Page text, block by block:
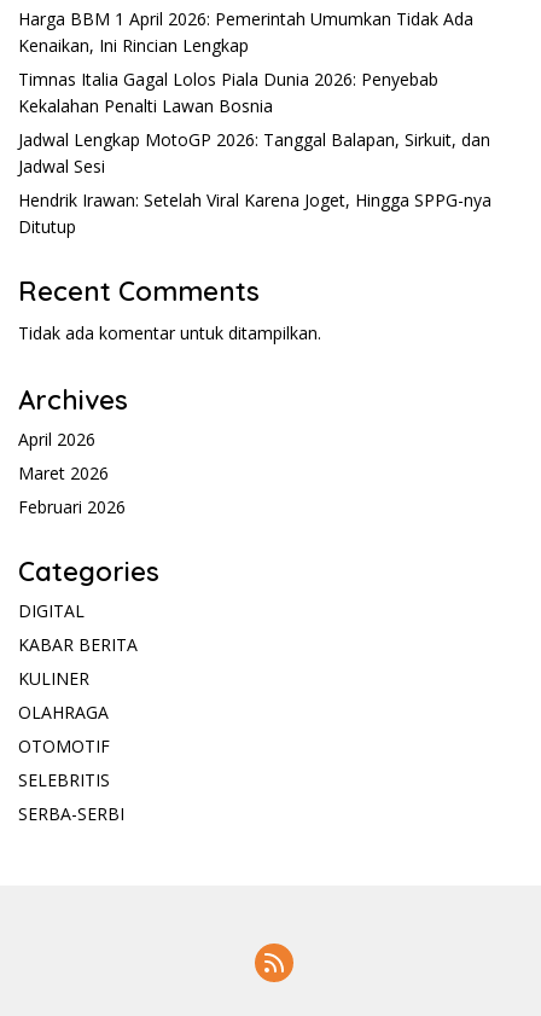
Harga BBM 1 April 2026: Pemerintah Umumkan Tidak Ada
Kenaikan, Ini Rincian Lengkap
Timnas Italia Gagal Lolos Piala Dunia 2026: Penyebab
Kekalahan Penalti Lawan Bosnia
Jadwal Lengkap MotoGP 2026: Tanggal Balapan, Sirkuit, dan
Jadwal Sesi
Hendrik Irawan: Setelah Viral Karena Joget, Hingga SPPG-nya
Ditutup
Recent Comments
Tidak ada komentar untuk ditampilkan.
Archives
April 2026
Maret 2026
Februari 2026
Categories
DIGITAL
KABAR BERITA
KULINER
OLAHRAGA
OTOMOTIF
SELEBRITIS
SERBA-SERBI